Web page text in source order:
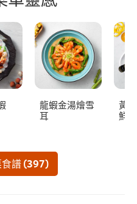
龍蝦金湯燴雪
耳
黃
鮮
譜 (397)